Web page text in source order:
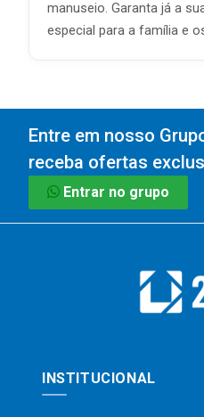
manuseio. Garanta já a
especial para a família e
Entre em nosso
receba ofertas
Entrar no grupo
INSTITUCIONAL